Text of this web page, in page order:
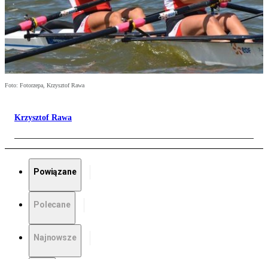
Foto: Fotorzepa, Krzysztof Rawa
Krzysztof Rawa
Powiązane
Polecane
Najnowsze